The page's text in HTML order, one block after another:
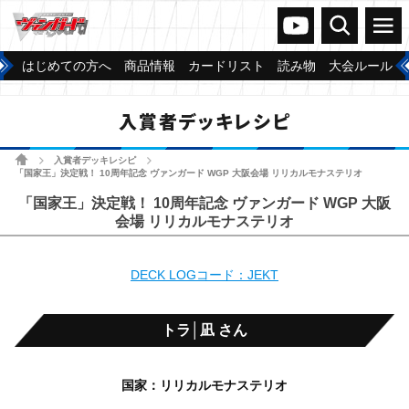
ヴァンガードch
検索 メニュー
はじめての方へ 商品情報 カードリスト 読み物 大会ルール
入賞者デッキレシピ
ホーム 入賞者デッキレシピ
「国家王」決定戦！ 10周年記念 ヴァンガード WGP 大阪会場 リリカルモナステリオ
「国家王」決定戦！ 10周年記念 ヴァンガード WGP 大阪
会場 リリカルモナステリオ
DECK LOGコード：JEKT
トラ│凪 さん
国家：リリカルモナステリオ